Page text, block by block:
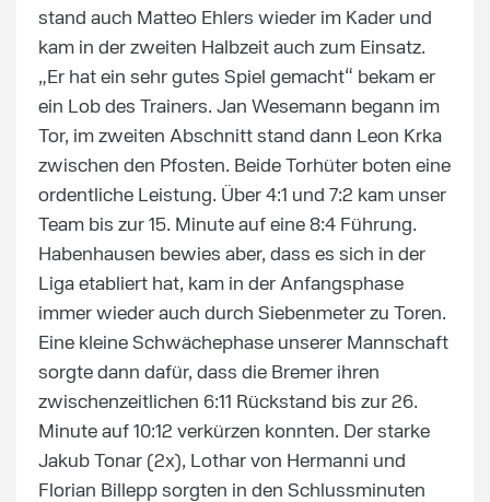
stand auch Matteo Ehlers wieder im Kader und
kam in der zweiten Halbzeit auch zum Einsatz.
„Er hat ein sehr gutes Spiel gemacht“ bekam er
ein Lob des Trainers. Jan Wesemann begann im
Tor, im zweiten Abschnitt stand dann Leon Krka
zwischen den Pfosten. Beide Torhüter boten eine
ordentliche Leistung. Über 4:1 und 7:2 kam unser
Team bis zur 15. Minute auf eine 8:4 Führung.
Habenhausen bewies aber, dass es sich in der
Liga etabliert hat, kam in der Anfangsphase
immer wieder auch durch Siebenmeter zu Toren.
Eine kleine Schwächephase unserer Mannschaft
sorgte dann dafür, dass die Bremer ihren
zwischenzeitlichen 6:11 Rückstand bis zur 26.
Minute auf 10:12 verkürzen konnten. Der starke
Jakub Tonar (2x), Lothar von Hermanni und
Florian Billepp sorgten in den Schlussminuten